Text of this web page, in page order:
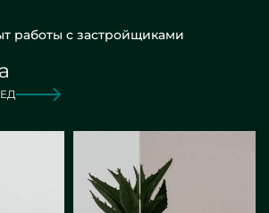
работы с застройщиками